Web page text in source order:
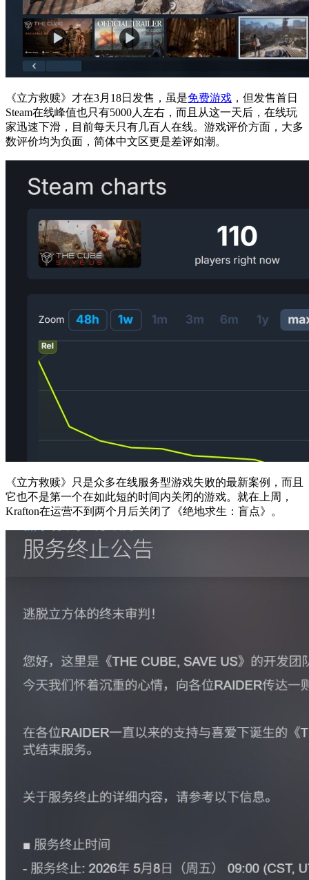
《立方救赎》才在3月18日发售，虽是免费游戏 ，但发售首日
Steam在线峰值也只有5000人左右，而且从这一天后，在线玩
家迅速下滑，目前每天只有几百人在线。游戏评价方面，大多
数评价均为负面，简体中文区更是差评如潮。
《立方救赎》只是众多在线服务型游戏失败的最新案例，而且
它也不是第一个在如此短的时间内关闭的游戏。就在上周，
Krafton在运营不到两个月后关闭了《绝地求生：盲点》。